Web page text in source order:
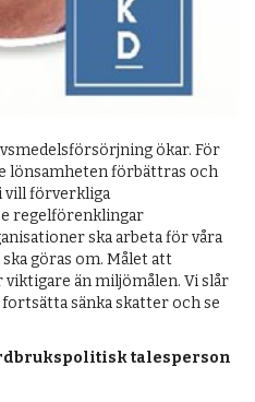
ökar. För
lönsamheten förbättras och
vill förverkliga
regelförenklingar
ska arbeta för våra
göras om. Målet att
än miljömålen. Vi slår
sänka skatter och se
talesperson